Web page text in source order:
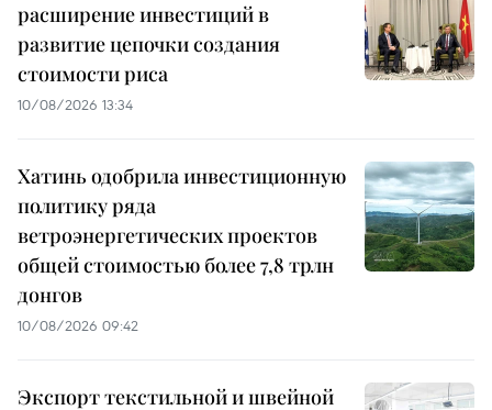
расширение инвестиций в
развитие цепочки создания
стоимости риса
10/08/2026 13:34
Хатинь одобрила инвестиционную
политику ряда
ветроэнергетических проектов
общей стоимостью более 7,8 трлн
донгов
10/08/2026 09:42
Экспорт текстильной и швейной